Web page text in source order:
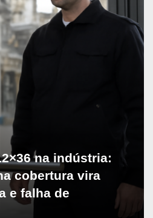
na indústria:
cobertura vira
e falha de